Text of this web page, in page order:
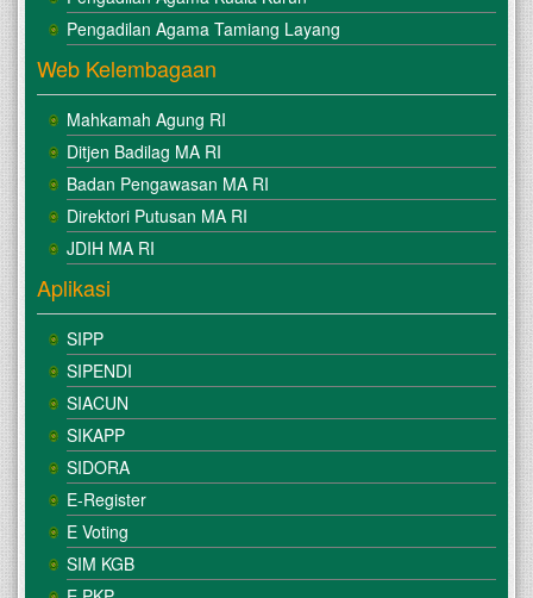
Pengadilan Agama Tamiang Layang
Web Kelembagaan
Mahkamah Agung RI
Ditjen Badilag MA RI
Badan Pengawasan MA RI
Direktori Putusan MA RI
JDIH MA RI
Aplikasi
SIPP
SIPENDI
SIACUN
SIKAPP
SIDORA
E-Register
E Voting
SIM KGB